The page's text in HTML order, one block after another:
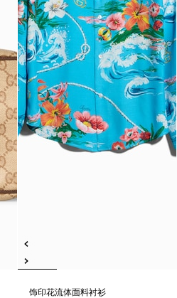
饰印花流体面料衬衫